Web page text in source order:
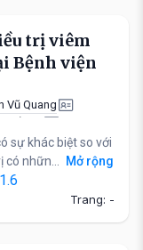
trị viêm
Bệnh viện
Vũ Quang
Sơn
sự khác biệt so với
nhữn...
Mở rộng
Trang: -